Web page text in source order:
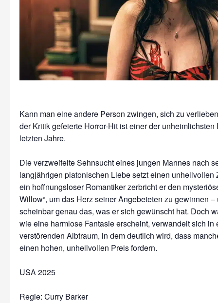
Kann man eine andere Person zwingen, sich zu
der Kritik gefeierte Horror-Hit ist einer der unheimlichsten
letzten Jahre.
Die verzweifelte Sehnsucht eines jungen Mannes nach
langjährigen platonischen Liebe setzt einen unheilvollen
ein hoffnungsloser Romantiker zerbricht er den
Willow“, um das Herz seiner Angebeteten zu gewinnen –
scheinbar genau das, was er sich gewünscht hat. Doch
wie eine harmlose Fantasie erscheint, verwandelt sich in
verstörenden Albtraum, in dem deutlich wird, dass
einen hohen, unheilvollen Preis fordern.
USA 2025
Regie: Curry Barker